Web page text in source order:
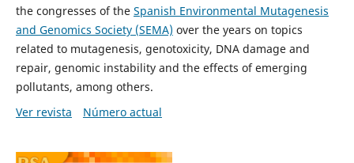
the congresses of the Spanish Environmental Mutagenesis
and Genomics Society (SEMA) over the years on topics
related to mutagenesis, genotoxicity, DNA damage and
repair, genomic instability and the effects of emerging
pollutants, among others.
Ver revista
Número actual